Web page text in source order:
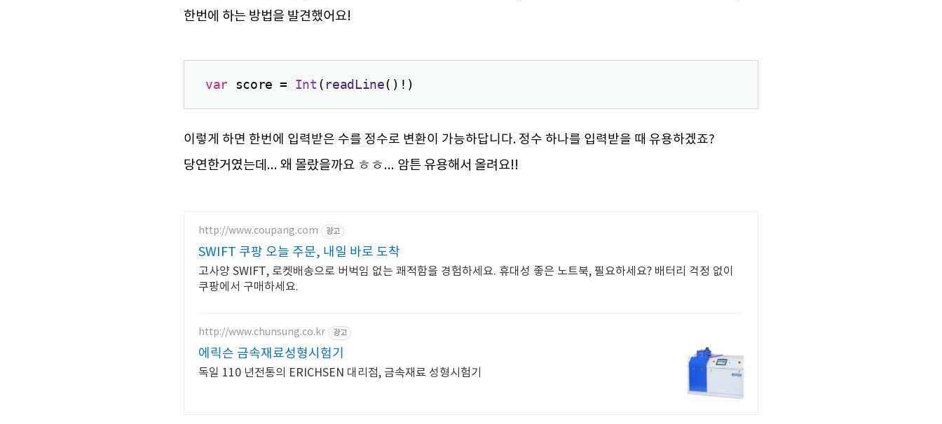
한번에 하는 방법을 발견했어요!
var score = Int ( readLine()!)
이렇게 하면 한번에 입력받은 수를 정수로 변환이 가능하답니다. 정수 하나를 입력받을 때 유용하겠죠?
당연한거였는데... 왜 몰랐을까요 ㅎㅎ... 암튼 유용해서 올려요!!
http://www.coupang.com 광고
SWIFT 쿠팡 오늘 주문, 내일 바로 도착
고사양 SWIFT, 로켓배송으로 버벅임 없는 쾌적함을 경험하세요. 휴대성 좋은 노트북, 필요하세요? 배터리 걱정 없이
쿠팡에서 구매하세요.
http://www.chunsung.co.kr 광고
에릭슨 금속재료성형시험기
독일 110 년전통의 ERICHSEN 대리점, 금속재료 성형시험기